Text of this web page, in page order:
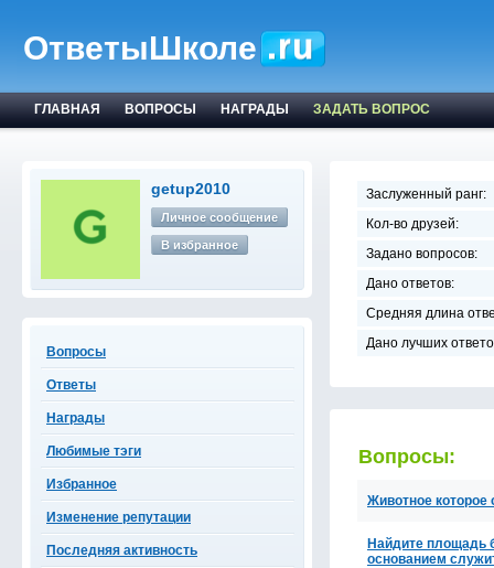
ОтветыШколе
ГЛАВНАЯ ВОПРОСЫ НАГРАДЫ ЗАДАТЬ ВОПРОС
getup2010
Личное сообщение
В избранное
Вопросы
Ответы
Награды
Любимые тэги
Избранное
Изменение репутации
Последняя активность
Заслуженный ранг:
Кол-во друзей:
Задано вопросов:
Дано ответов:
Средняя длина
Дано лучших
Вопросы:
Животное которое
Найдите площадь
основанием